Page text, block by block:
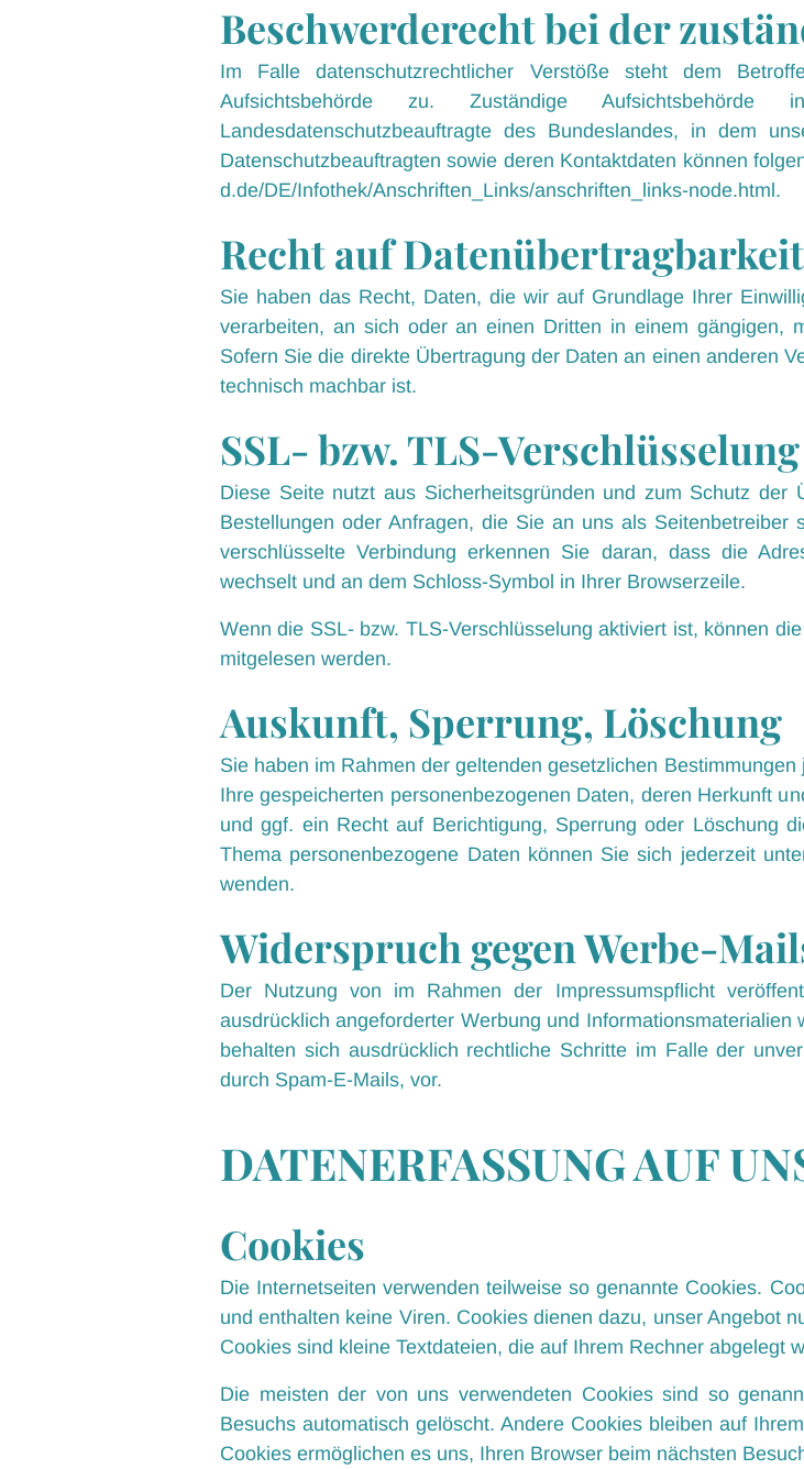
Beschwerderecht bei der
Im Falle datenschutzrechtlicher Verstöße steht dem
Aufsichtsbehörde zu. Zuständige
Landesdatenschutzbeauftragte des Bundeslandes, in dem
Datenschutzbeauftragten sowie deren Kontaktdaten können
d.de/DE/Infothek/Anschriften_Links/anschriften_links-node.html .
Recht auf Datenübertragbarkeit
Sie haben das Recht, Daten, die wir auf Grundlage Ihrer
verarbeiten, an sich oder an einen Dritten in einem gängigen,
Sofern Sie die direkte Übertragung der Daten an einen anderen
technisch machbar ist.
SSL- bzw. TLS-Verschlüsselung
Diese Seite nutzt aus Sicherheitsgründen und zum Schutz der
Bestellungen oder Anfragen, die Sie an uns als Seitenbetreiber
verschlüsselte Verbindung erkennen Sie daran, dass die
wechselt und an dem Schloss-Symbol in Ihrer Browserzeile.
Wenn die SSL- bzw. TLS-Verschlüsselung aktiviert ist, können
mitgelesen werden.
Auskunft, Sperrung, Löschung
Sie haben im Rahmen der geltenden gesetzlichen
Ihre gespeicherten personenbezogenen Daten, deren Herkunft
und ggf. ein Recht auf Berichtigung, Sperrung oder Löschung
Thema personenbezogene Daten können Sie sich jederzeit
wenden.
Widerspruch gegen Werbe-
Der Nutzung von im Rahmen der Impressumspflicht
ausdrücklich angeforderter Werbung und
behalten sich ausdrücklich rechtliche Schritte im Falle der
durch Spam-E-Mails, vor.
DATENERFASSUNG AUF
Cookies
Die Internetseiten verwenden teilweise so genannte Cookies.
und enthalten keine Viren. Cookies dienen dazu, unser Angebot
Cookies sind kleine Textdateien, die auf Ihrem Rechner abgelegt
Die meisten der von uns verwendeten Cookies sind so
Besuchs automatisch gelöscht. Andere Cookies bleiben auf
Cookies ermöglichen es uns, Ihren Browser beim nächsten